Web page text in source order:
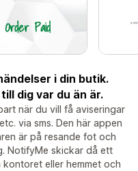
i din butik.
dig var du än är.
när du vill få aviseringar
via sms. Den här appen
är på resande fot och
NotifyMe skickar då ett
eller hemmet och